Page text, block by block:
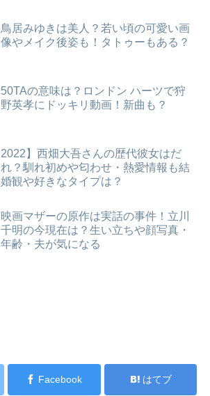
鳥居みゆきは美人？若い頃の可愛い画
像やメイク後姿も！タトゥーもある？
50TAの意味は？ロンドン ハーツで狩
野英孝にドッキリ動画！新曲も？
2022】西畑大吾さんの歴代彼女はだ
れ？馴れ初めや匂わせ・熱愛情報も結
婚観や好きなタイプは？
映画マザーの原作は実話の事件！立川
千明の今現在は？生い立ちや顔写真・
年齢・夫が気になる
Facebook はてブ